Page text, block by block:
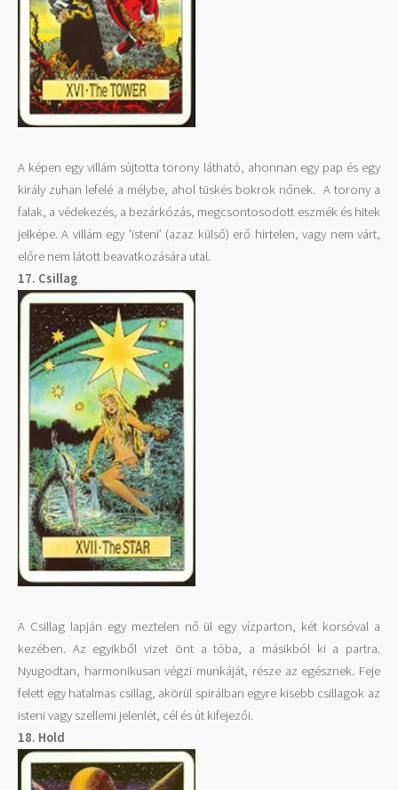
A képen egy villám sújtotta torony látható, ahonnan egy pap és egy
király zuhan lefelé a mélybe, ahol tüskés bokrok nőnek. A torony a
falak, a védekezés, a bezárkózás, megcsontosodott eszmék és hitek
jelképe. A villám egy ’isteni’ (azaz külső) erő hirtelen, vagy nem várt,
előre nem látott beavatkozására utal.
17. Csillag
A Csillag lapján egy meztelen nő ül egy vízparton, két korsóval a
kezében. Az egyikből vizet önt a tóba, a másikból ki a partra.
Nyugodtan, harmonikusan végzi munkáját, része az egésznek. Feje
felett egy hatalmas csillag, akörül spirálban egyre kisebb csillagok az
isteni vagy szellemi jelenlét, cél és út kifejezői.
18. Hold